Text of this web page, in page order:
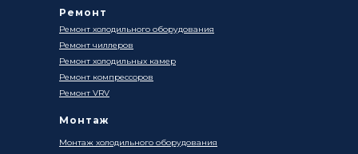
Ремонт
Ремонт холодильного оборудования
Ремонт чиллеров
Ремонт холодильных камер
Ремонт компрессоров
Ремонт VRV
Монтаж
Монтаж холодильного оборудования